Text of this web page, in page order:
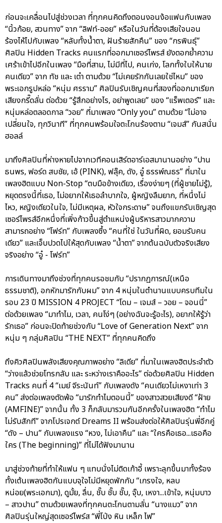
ก่อนจะเคลื่อนไปสู่ช่วงเวลา ที่ทุกคนคิดถึงตอนงอนง้อแฟนกับเพลง
“นิ้วก้อย, สวนทาง” จาก “ลิฟท์-ออย” หรือในวันที่ต้องเสียใจนอน
ร้องไห้ไปกับเพลง “หลับทั้งน้ำตา, ฝันร้ายสักคืน” ของ “กรพินธุ์”
ศิลปิน Hidden Tracks คนแรกที่ออกมาเซอร์ไพรส์ ยังตอกย้ำความ
เศร้าเข้าไปอีกในเพลง “มือที่สาม, ไม่มีที่ไป, คนเก่ง, โลกทั้งใบให้นาย
คนเดียว” จาก ทัช และ เต๋า ตามด้วย “ไม่เคยรักกันเลยใช่ไหม” ของ
พระเอกรูปหล่อ “หนุ่ม ศรราม” ศิลปินรับเชิญคนที่สองที่ออกมาเรียก
เสียงกรี๊ดลั่น ต่อด้วย “รู้สึกอย่างไร, อย่าพูดเลย” ของ “แร็พเตอร์” และ
หนุ่มหล่อตลอดกาล “วอย” ที่มาเพลง “Only you” ตามด้วย “ไม่อาจ
เปลี่ยนใจ, ทุกวินาที” ที่ทุกคนพร้อมใจตะโกนร้องตาม “เจมส์” กันสนั่น
ฮอลล์
มาถึงศิลปินที่ห่างหายไปจากเวทีคอนเสิร์ตอาร์เอสมานานอย่าง “ปาน
ธนพร, ฟอร์ด สบชัย, เอ้ (PINK), ฟลุ๊ค, ดัง, อู๋ ธรรพ์ณธร” ที่มาใน
เพลงฮิตแบบ Non-Stop “ตบมือข้างเดียว, เรื่องง่ายๆ (ที่ผู้ชายไม่รู้),
หยุดตรงนี้ที่เธอ, ไม่อยากให้เธอลำบากใจ, ผู้หญิงลืมยาก, ที่หนึ่งไม่
ไหว, หญิงเดียวในใจ, ไม่มีเหตุผล, หัวใจกระดาษ” จนถึงแขกรับเชิญสุด
เซอร์ไพรส์อีกหนึ่งที่เพิ่งก้าวขึ้นสู่ตำแหน่งผู้บริหารสาวมากความ
สามารถอย่าง “โฟร์ท” กับเพลงซึ้ง “คนที่ใช่ ในวันที่ผิด, ยอมรับคน
เดียว” และเจ็บปวดไปให้สุดกับเพลง “น้ำตา” จากต้นฉบับตัวจริงเสียง
จริงอย่าง “อู๋ - โฟร์ท”
การเดินทางมาถึงช่วงที่ทุกคนรอชมกับ “ปรากฏการณ์(เหนือ
ธรรมชาติ), อกหักมารักกับผม” จาก 4 หนุ่มในตำนานแบบครบทีมใน
รอบ 23 ปี MISSION 4 PROJECT “โดม – เจมส์ – วอย – จอนนี่”
ต่อด้วยเพลง “มาทำไม, เวลา, คนโง่ๆ (อย่างฉันจะรู้อะไร), อยากให้รู้ว่า
รักเธอ” ก่อนจะปิดท้ายช่วงกับ “Love of Generation Next” จาก
หนุ่ม ๆ กลุ่มศิลปิน “THE NEXT” ที่ทุกคนคิดถึง
ถึงคิวศิลปินพลังเสียงคุณภาพอย่าง “ลิเดีย” ที่มาในเพลงฮิตประจำตัว
“ว่างแล้วช่วยโทรกลับ และ ระหว่างเราคืออะไร” ต่อด้วยศิลปิน Hidden
Tracks คนที่ 4 “เมย์ จีระนันท์” กับเพลงดัง “คนเดียวไม่เหงาเท่า 3
คน” ส่งต่อเพลงตัดพ้อ “มารักทำไมตอนนี้” ของสาวสวยเสียงดี “ฝ้าย
(AMFINE)” จากนั้น ทั้ง 3 ก็กลับมารวมกันอีกครั้งในเพลงฮิต “ทำไม
ไม่รับสักที” จากโปรเจกต์ Dreams II พร้อมส่งต่อให้ศิลปินรุ่นพี่อีกคู่
“ดัง – ปาน” กับเพลงแรง “หวง, ไม่เอาคืน” และ “ใครคือเธอ...เธอคือ
ใคร (The beginning)” ที่ไม่ได้ฟังมานาน
มาสู่ช่วงท้ายที่ทำให้แฟน ๆ แทบนั่งไม่ติดเก้าอี้ เพราะลุกขึ้นมาทั้งร้อง
ทั้งเต้นเพลงฮิตกันแบบจุใจไม่มีหยุดพักกับ “เกรงใจ, หลบ
หน่อย(พระเอกมา), ดูมั้ย, ลื่น, ชั๊บ ชั๊บ ชั๊บ, จุ๊บ, เหงา...เข้าใจ, หนุ่มบาว
– สาวปาน” ตามด้วยเพลงที่ทุกคนตะโกนตามลั่น “นางแมว” จาก
ศิลปินรุ่นใหญ่สุดเซอร์ไพร์ส “พี่โป่ง หิน เหล็ก ไฟ”